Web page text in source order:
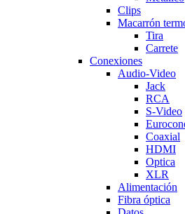
Clips
Macarrón
Tira
Carrete
Conexiones
Audio-Video
Jack
RCA
S-Video
Coaxial
HDMI
Optica
XLR
Alimentación
Fibra óptica